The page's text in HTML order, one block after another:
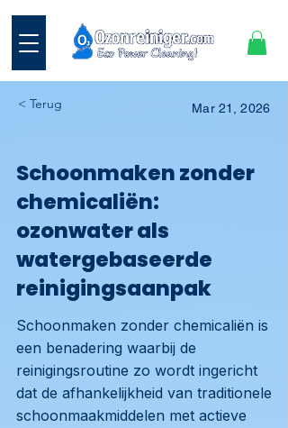
< Terug Mar 21, 2026
Schoonmaken zonder
chemicaliën:
ozonwater als
watergebaseerde
reinigingsaanpak
Schoonmaken zonder chemicaliën is
een benadering waarbij de
reinigingsroutine zo wordt ingericht
dat de afhankelijkheid van traditionele
schoonmaakmiddelen met actieve